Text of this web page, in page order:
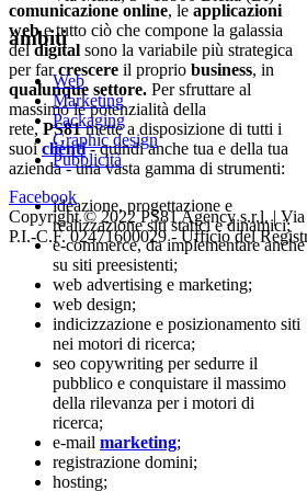
comunicazione online, le applicazioni
webe tutto ciò che compone la galassia
deldigital sono la variabile più strategica
per farcrescere il proprio business, in
qualunque settore. Per sfruttare al
massimo le potenzialità della
rete,PS81mette a disposizione di tutti i
suoiclienti - quindi anche tua e della tua
azienda - una vasta gamma di strumenti:
ideazione, progettazione e
realizzazione siti statici e dinamici;
e-commerce, da implementare anche
su siti preesistenti;
web advertising e marketing;
web design;
indicizzazione e posizionamento siti
nei motori di ricerca;
seo copywriting per sedurre il
pubblico e conquistare il massimo
della rilevanza per i motori di
ricerca;
e-mail marketing;
registrazione domini;
hosting;
ambiti
Web
Marketing
Packaging
Graphic design
Pubblicità
Facebook
Copyright © 2022 PS81 Agency s.r.l. |
P.I.-C.F. 02471600029 - Ufficio del